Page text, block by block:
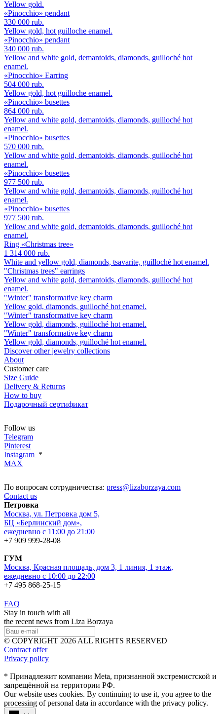
Yellow gold.
«Pinocchio» pendant
330 000 rub.
Yellow gold, hot guilloche enamel.
«Pinocchio» pendant
340 000 rub.
Yellow and white gold, demantoids, diamonds, guilloché hot
enamel.
«Pinocchio» Earring
504 000 rub.
Yellow gold, hot guilloche enamel.
«Pinocchio» busettes
864 000 rub.
Yellow and white gold, demantoids, diamonds, guilloché hot
enamel.
«Pinocchio» busettes
570 000 rub.
Yellow and white gold, demantoids, diamonds, guilloché hot
enamel.
«Pinocchio» busettes
977 500 rub.
Yellow and white gold, demantoids, diamonds, guilloché hot
enamel.
«Pinocchio» busettes
977 500 rub.
Yellow and white gold, demantoids, diamonds, guilloché hot
enamel.
Ring «Christmas tree»
1 314 000 rub.
White and yellow gold, diamonds, tsavarite, guilloché hot enamel.
"Christmas trees" earrings
Yellow and white gold, demantoids, diamonds, guilloché hot
enamel.
"Winter" transformative key charm
Yellow gold, diamonds, guilloché hot enamel.
"Winter" transformative key charm
Yellow gold, diamonds, guilloché hot enamel.
"Winter" transformative key charm
Yellow gold, diamonds, guilloché hot enamel.
Discover other jewelry collections
About
Customer care
Size Guide
Delivery & Returns
How to buy
Подарочный сертификат
Follow us
Telegram
Pinterest
Instagram *
MAX
По вопросам сотрудничества: press@lizaborzaya.com
Contact us
Петровка
Москва, ул. Петровка дом 5,
БЦ «Берлинский дом»,
ежедневно с 11:00 до 21:00
+7 909 999-28-08
ГУМ
Москва, Красная площадь, дом 3, 1 линия, 1 этаж,
ежедневно с 10:00 до 22:00
+7 495 868-25-15
FAQ
Stay in touch with all
the recent news from Liza Borzaya
© COPYRIGHT 2026 ALL RIGHTS RESERVED
Contract offer
Privacy policy
* Принадлежит компании Meta, признанной экстремистской и
запрещённой на территории РФ.
Our website uses cookies. By continuing to use it, you agree to the
processing of personal data in accordance with the privacy policy.